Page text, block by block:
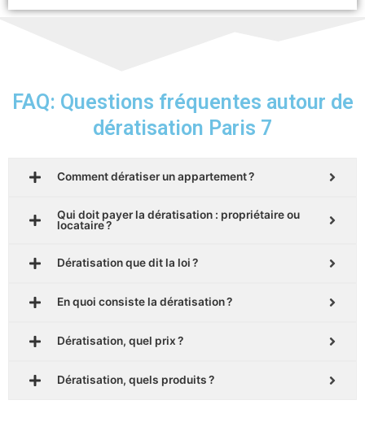
FAQ: Questions fréquentes autour de
dératisation Paris 7
Comment dératiser un appartement ?
Qui doit payer la dératisation : propriétaire ou
locataire ?
Dératisation que dit la loi ?
En quoi consiste la dératisation ?
Dératisation, quel prix ?
Dératisation, quels produits ?